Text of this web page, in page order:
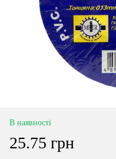
В наявності
25.75 грн